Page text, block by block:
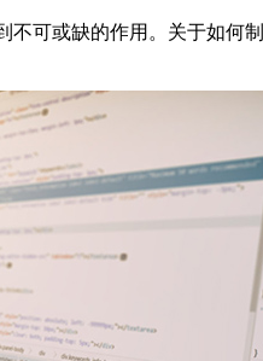
可或缺的作用。关于如何